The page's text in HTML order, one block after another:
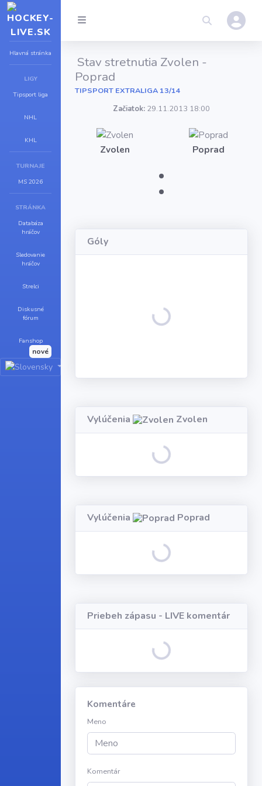
Hlavná stránka
LIGY
Tipsport liga
NHL
KHL
TURNAJE
MS 2026
STRÁNKA
Databáza
hráčov
Sledovanie
hráčov
Strelci
Diskusné
fórum
Fanshop
nové
Stav stretnutia Zvolen -
Poprad
TIPSPORT EXTRALIGA 13/14
Začiatok: 29.11.2013 18:00
Zvolen
:
Poprad
Góly
Loading...
Vylúčenia Zvolen
Loading...
Vylúčenia Poprad
Loading...
Priebeh zápasu - LIVE komentár
Loading...
Komentáre
Meno
Komentár